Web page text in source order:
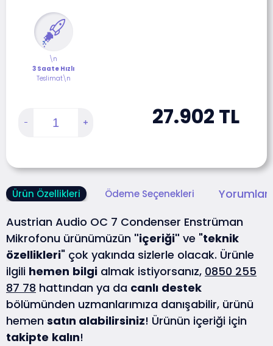
\n
3 Saate Hızlı
Teslimat\n
27.902 TL
Ürün Özellikleri Ödeme Seçenekleri
Austrian Audio OC 7 Condenser Enstrüman
Mikrofonu ürünümüzün "içeriği" ve "teknik
özellikleri" çok yakında sizlerle olacak. Ürünle
ilgili hemen bilgi almak istiyorsanız, 0850 255
87 78 hattından ya da canlı destek
bölümünden uzmanlarımıza danışabilir, ürünü
hemen satın alabilirsiniz! Ürünün içeriği için
takipte kalın!